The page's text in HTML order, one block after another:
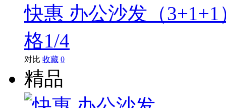
快惠 办公沙发（
格1/4
对比 收藏 0
精品